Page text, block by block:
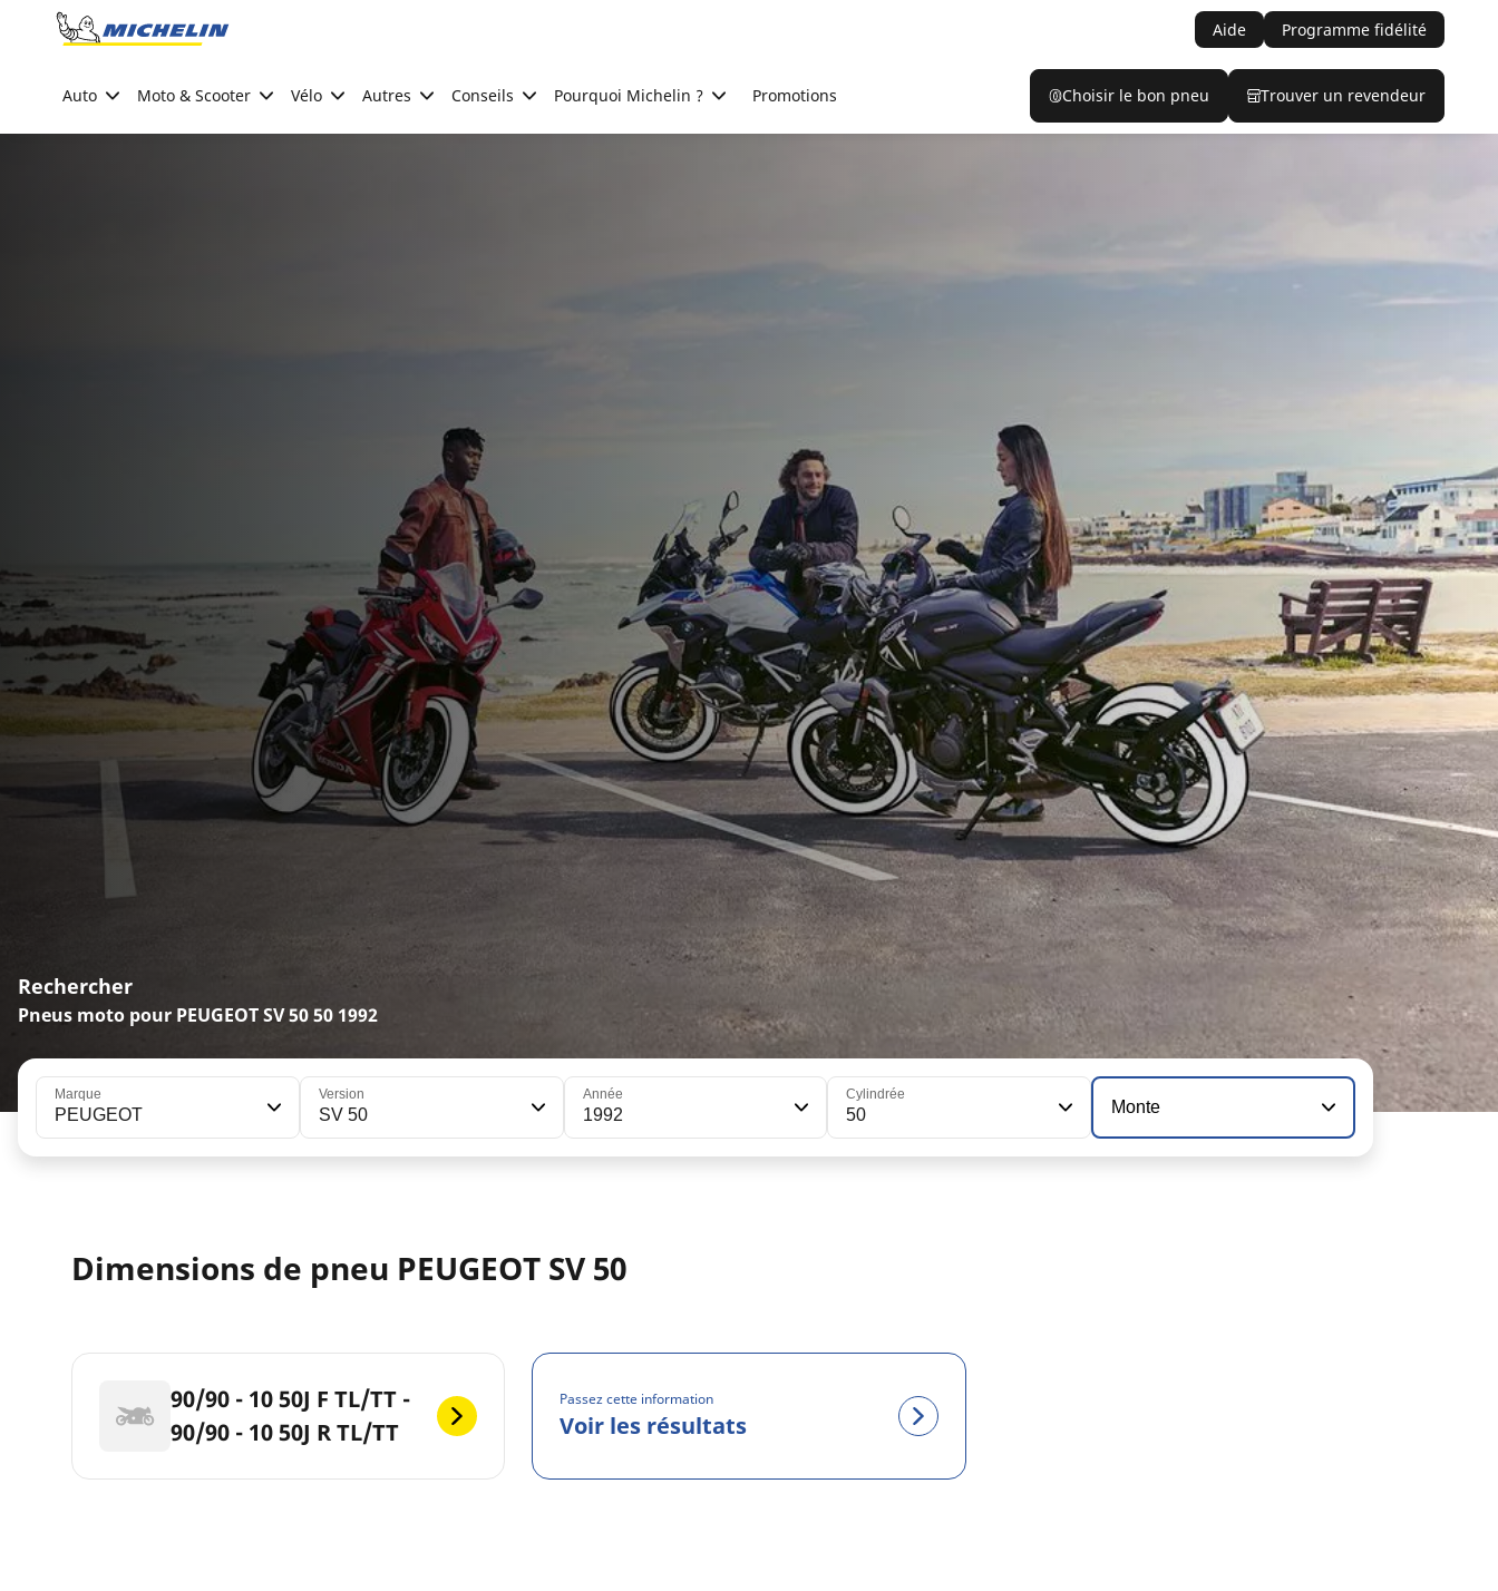
Go to page content
Aide Programme fidélité
Auto Moto & Scooter Vélo Autres Conseils Pourquoi Michelin ? Promotions Choisir le bon pneu Trouver un revendeur
Rechercher
Pneus moto pour PEUGEOT SV 50 50 1992
Marque
PEUGEOT
Version
SV 50
Année
1992
Cylindrée
50 Monte
Dimensions de pneu PEUGEOT SV 50
90/90 - 10 50J F TL/TT -
90/90 - 10 50J R TL/TT
Passez cette information
Voir les résultats